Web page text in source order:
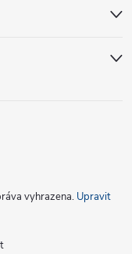
vyhrazena. Upravit